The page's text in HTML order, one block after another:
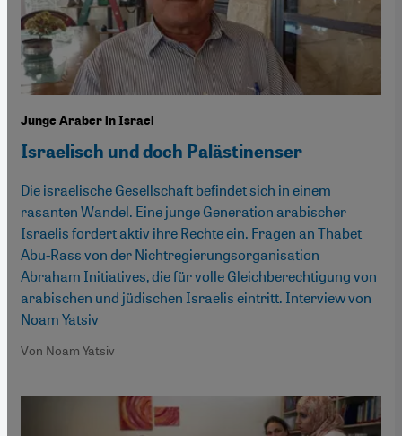
Junge Araber in Israel
Israelisch und doch Palästinenser
Die israelische Gesellschaft befindet sich in einem
rasanten Wandel. Eine junge Generation arabischer
Israelis fordert aktiv ihre Rechte ein. Fragen an Thabet
Abu-Rass von der Nichtregierungsorganisation
Abraham Initiatives, die für volle Gleichberechtigung von
arabischen und jüdischen Israelis eintritt. Interview von
Noam Yatsiv
Von Noam Yatsiv